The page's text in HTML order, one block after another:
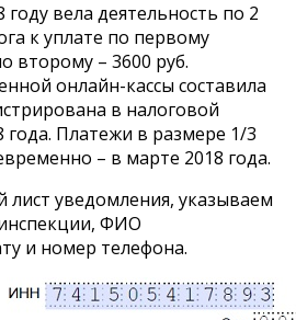
вела деятельность по 2
к уплате по первому
второму – 3600 руб.
онлайн-кассы составила
в налоговой
года. Платежи в размере 1/3
– в марте 2018 года.
лист уведомления, указываем
ФИО
и номер телефона.